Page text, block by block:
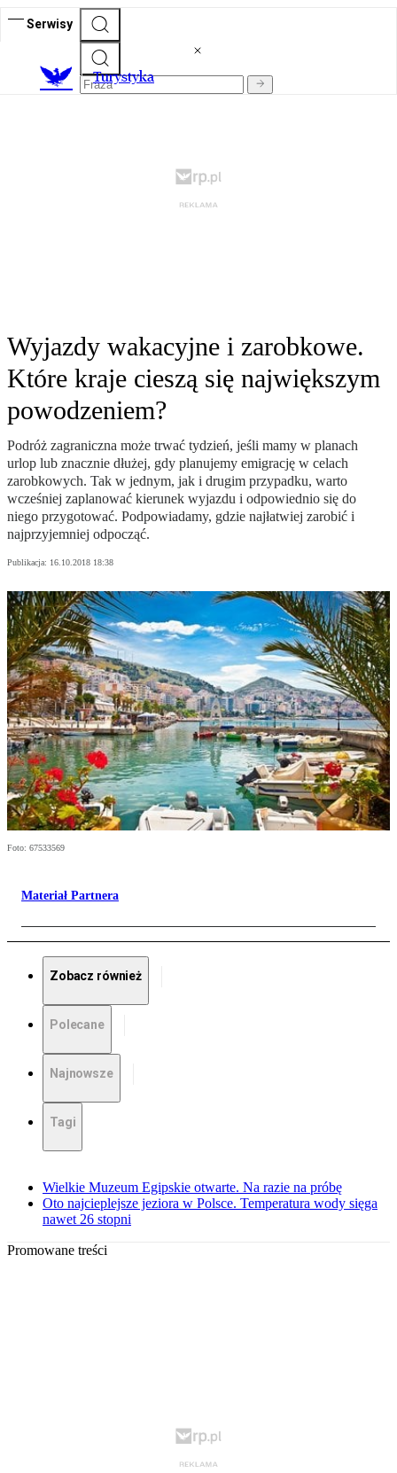
Serwisy
Turystyka
Wyjazdy wakacyjne i zarobkowe.
Które kraje cieszą się największym
powodzeniem?
Podróż zagraniczna może trwać tydzień, jeśli mamy w planach
urlop lub znacznie dłużej, gdy planujemy emigrację w celach
zarobkowych. Tak w jednym, jak i drugim przypadku, warto
wcześniej zaplanować kierunek wyjazdu i odpowiednio się do
niego przygotować. Podpowiadamy, gdzie najłatwiej zarobić i
najprzyjemniej odpocząć.
Publikacja: 16.10.2018 18:38
Foto: 67533569
Materiał Partnera
Zobacz również
Polecane
Najnowsze
Tagi
Wielkie Muzeum Egipskie otwarte. Na razie na próbę
Oto najcieplejsze jeziora w Polsce. Temperatura wody sięga
nawet 26 stopni
Promowane treści